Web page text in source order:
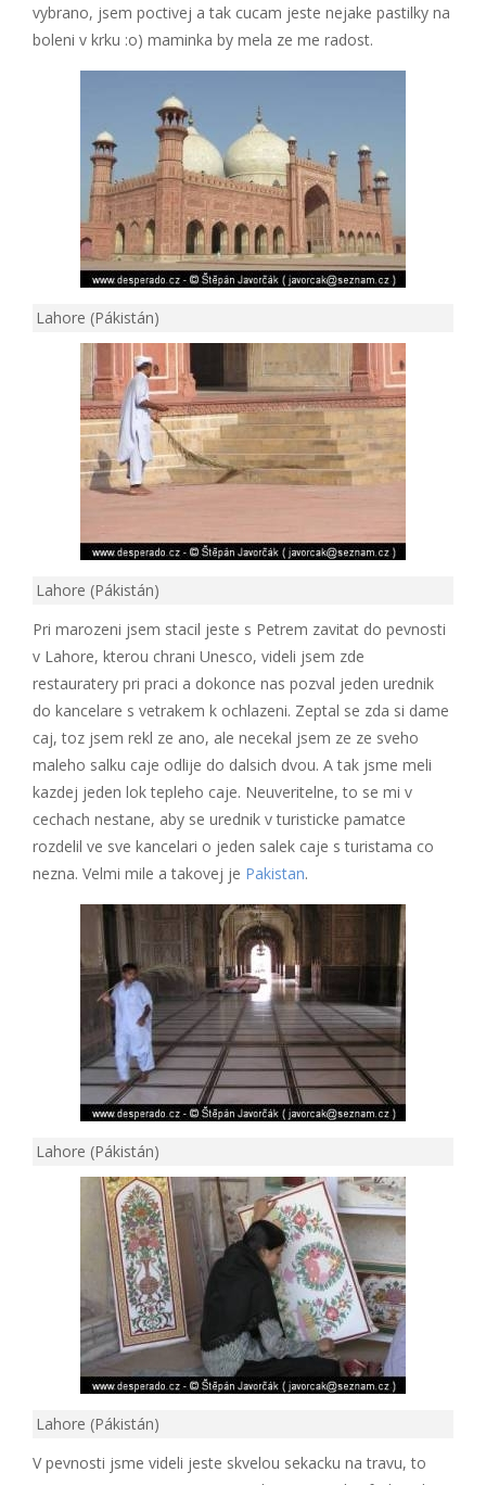
vybrano, jsem poctivej a tak cucam jeste nejake pastilky na
boleni v krku :o) maminka by mela ze me radost.
Lahore (Pákistán)
Lahore (Pákistán)
Pri marozeni jsem stacil jeste s Petrem zavitat do pevnosti
v Lahore, kterou chrani Unesco, videli jsem zde
restauratery pri praci a dokonce nas pozval jeden urednik
do kancelare s vetrakem k ochlazeni. Zeptal se zda si dame
caj, toz jsem rekl ze ano, ale necekal jsem ze ze sveho
maleho salku caje odlije do dalsich dvou. A tak jsme meli
kazdej jeden lok tepleho caje. Neuveritelne, to se mi v
cechach nestane, aby se urednik v turisticke pamatce
rozdelil ve sve kancelari o jeden salek caje s turistama co
nezna. Velmi mile a takovej je Pakistan.
Lahore (Pákistán)
Lahore (Pákistán)
V pevnosti jsme videli jeste skvelou sekacku na travu, to